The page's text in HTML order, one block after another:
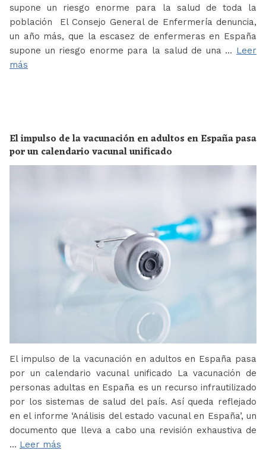
supone un riesgo enorme para la salud de toda la
población El Consejo General de Enfermería denuncia,
un año más, que la escasez de enfermeras en España
supone un riesgo enorme para la salud de una … Leer
más
El impulso de la vacunación en adultos en España pasa
por un calendario vacunal unificado
El impulso de la vacunación en adultos en España pasa
por un calendario vacunal unificado La vacunación de
personas adultas en España es un recurso infrautilizado
por los sistemas de salud del país. Así queda reflejado
en el informe ‘Análisis del estado vacunal en España’, un
documento que lleva a cabo una revisión exhaustiva de
… Leer más